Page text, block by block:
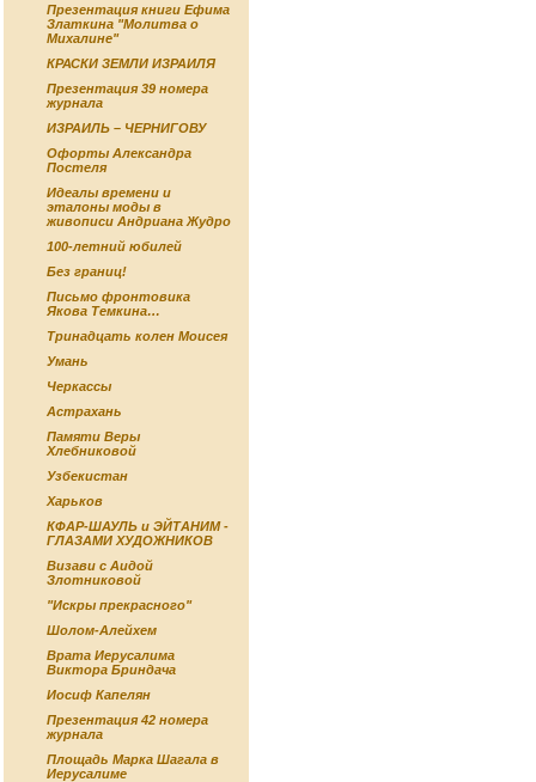
Презентация книги Ефима
Златкина "Молитва о
Михалине"
КРАСКИ ЗЕМЛИ ИЗРАИЛЯ
Презентация 39 номера
журнала
ИЗРАИЛЬ – ЧЕРНИГОВУ
Офорты Александра
Постеля
Идеалы времени и
эталоны моды в
живописи Андриана Жудро
100-летний юбилей
Без границ!
Письмо фронтовика
Якова Темкина…
Тринадцать колен Моисея
Умань
Черкассы
Астрахань
Памяти Веры
Хлебниковой
Узбекистан
Харьков
КФАР-ШАУЛЬ и ЭЙТАНИМ -
ГЛАЗАМИ ХУДОЖНИКОВ
Визави с Аидой
Злотниковой
"Искры прекрасного"
Шолом-Алейхем
Врата Иерусалима
Виктора Бриндача
Иосиф Капелян
Презентация 42 номера
журнала
Площадь Марка Шагала в
Иерусалиме